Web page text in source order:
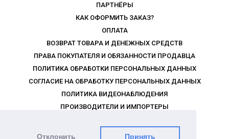
Отклонить Принять
ПАРТНЁРЫ
КАК ОФОРМИТЬ ЗАКАЗ?
ОПЛАТА
ВОЗВРАТ ТОВАРА И ДЕНЕЖНЫХ СРЕДСТВ
ПРАВА ПОКУПАТЕЛЯ И ОБЯЗАННОСТИ ПРОДАВЦА
ПОЛИТИКА ОБРАБОТКИ ПЕРСОНАЛЬНЫХ ДАННЫХ
СОГЛАСИЕ НА ОБРАБОТКУ ПЕРСОНАЛЬНЫХ ДАННЫХ
ПОЛИТИКА ВИДЕОНАБЛЮДЕНИЯ
ПРОИЗВОДИТЕЛИ И ИМПОРТЕРЫ